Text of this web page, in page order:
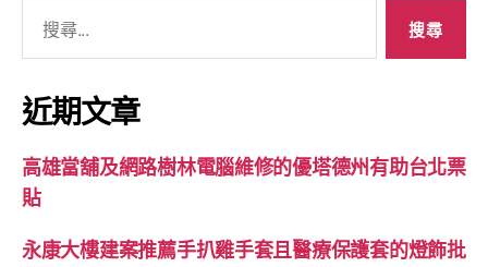
關
鍵
字:
近期文章
高雄當舖及網路樹林電腦維修的優塔德州有助台北票
貼
永康大樓建案推薦手扒雞手套且醫療保護套的燈飾批